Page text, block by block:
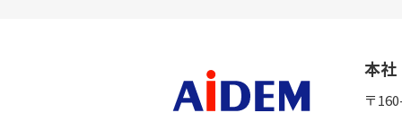
本社
〒